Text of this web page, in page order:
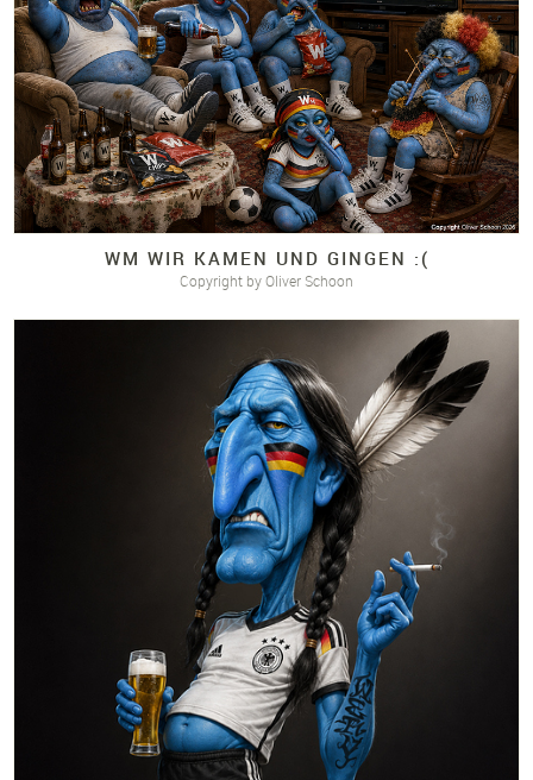
WM WIR KAMEN UND GINGEN :(
Copyright by Oliver Schoon